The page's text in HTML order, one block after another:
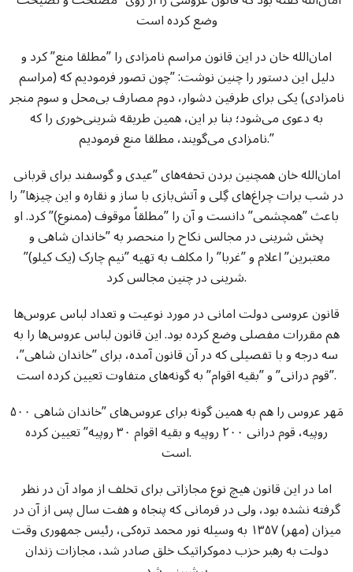
وضع کرده است
امان‌الله خان در این قانون مراسم نامزادی را ”مطلقا منع” کرد و
دلیل این دستور را چنین نوشت: ”چون تصور فرمودیم که (مراسم
نامزادی) یکی برای طرفین دشوار، دوم مصارف بی‌محل و سوم منجر
به دعوی می‌شود؛ بنا بر این، همین طریقه شرینی‌خوری را که
نامزادی می‌گویند، مطلقا منع فرمودیم.”
امان‌الله خان همچنین بردن تحفه‌های ”عیدی و گوسفند برای قربانی
در شب برات چراغ‌های گِلی و آتش‌بازی با ساز و نقاره و این چیزها” را
باعث ”همچشمی” دانست و آن را ”مطلقاً موقوف (ممنوع)” کرد. او
پخش شرینی در مجالس نکاح را منحصر به ”خاندان شاهی و
معتبرین” اعلام و ”غربا” را مکلف به تهیه ”نیم چارک (یک کیلو)”
شرینی در چنین مجالس کرد.
قانون عروسی دولت امانی در مورد نوعیت و تعداد لباس عروس‌ها
هم مقررات مفصلی وضع کرده بود. این قانون لباس عروس‌ها را به
سه درجه و با تفصیلی که در آن قانون آمده، برای ”خاندان شاهی”،
”قوم درانی” و ”بقیه اقوام” به گونه‌های متفاوت تعیین کرده است.
مَهر عروس را هم به همین گونه برای عروس‌های ”خاندان شاهی ۵۰۰
روپیه، قوم درانی ۲۰۰ روپیه و بقیه اقوام ۳۰ روپیه” تعیین کرده
است.
اما در این قانون هیچ نوع مجازاتی برای تخلف از مواد آن در نظر
گرفته نشده بود، ولی در فرمانی که پنجاه و هفت سال پس از آن در
میزان (مهر) ۱۳۵۷ به وسیله نور محمد تره‌کی، رئیس جمهوری وقت
دولت به رهبر حزب دموکراتیک خلق صادر شد، مجازات زندان